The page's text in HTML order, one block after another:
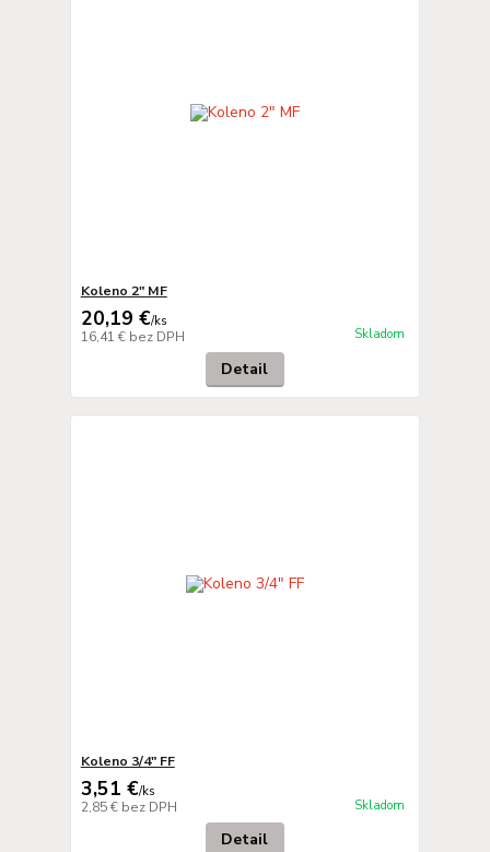
Koleno 2" MF
20,19 €/ks
16,41 € bez DPH Skladom
Detail
Koleno 3/4" FF
3,51 €/ks
2,85 € bez DPH Skladom
Detail